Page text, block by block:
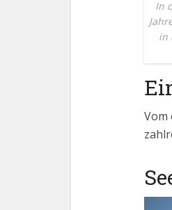
In
in
Vom